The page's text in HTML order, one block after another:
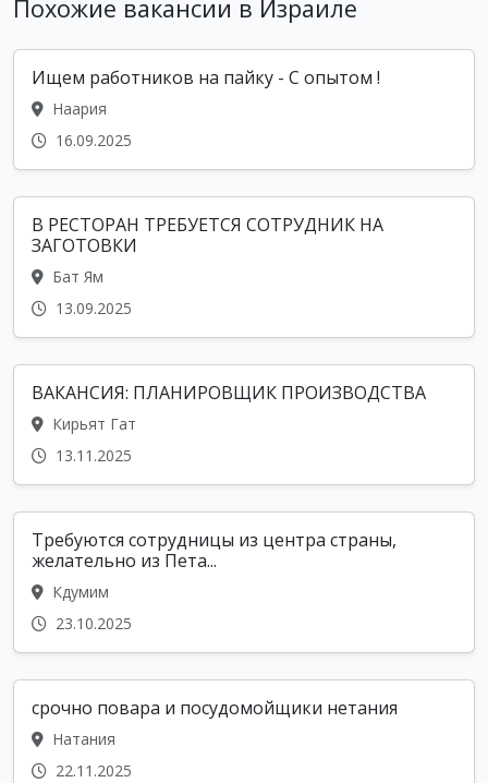
Похожие вакансии в Израиле
Ищем работников на пайку - С опытом !
Наария
16.09.2025
В РЕСТОРАН ТРЕБУЕТСЯ СОТРУДНИК НА
ЗАГОТОВКИ
Бат Ям
13.09.2025
ВАКАНСИЯ: ПЛАНИРОВЩИК ПРОИЗВОДСТВА
Кирьят Гат
13.11.2025
Требуются сотрудницы из центра страны,
желательно из Пета...
Кдумим
23.10.2025
срочно повара и посудомойщики нетания
Натания
22.11.2025